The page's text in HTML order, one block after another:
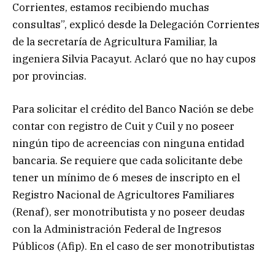
Corrientes, estamos recibiendo muchas
consultas”, explicó desde la Delegación Corrientes
de la secretaría de Agricultura Familiar, la
ingeniera Silvia Pacayut. Aclaró que no hay cupos
por provincias.
Para solicitar el crédito del Banco Nación se debe
contar con registro de Cuit y Cuil y no poseer
ningún tipo de acreencias con ninguna entidad
bancaria. Se requiere que cada solicitante debe
tener un mínimo de 6 meses de inscripto en el
Registro Nacional de Agricultores Familiares
(Renaf), ser monotributista y no poseer deudas
con la Administración Federal de Ingresos
Públicos (Afip). En el caso de ser monotributistas